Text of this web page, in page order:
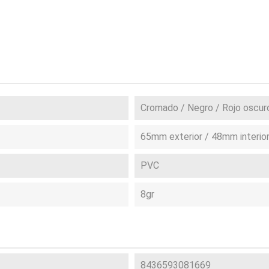
Cromado / Negro / Rojo
65mm exterior / 48mm interior
PVC
8gr
8436593081669